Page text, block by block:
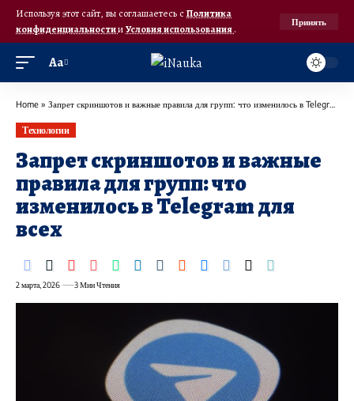
Используя этот сайт, вы соглашаетесь с Политика
конфиденциальностииУсловия использования.
Принять
Аа
Home » Запрет скриншотов и важные правила для групп: что изменилось в Telegram для всех
Технологии
Запрет скриншотов и важные
правила для групп: что
изменилось в Telegram для
всех
2 марта, 2026 3 Мин Чтения